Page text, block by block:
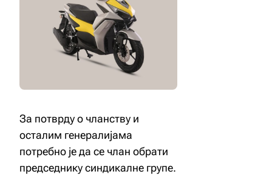
За потврду о чланству и
осталим генералијама
потребно је да се члан обрати
председнику синдикалне групе.